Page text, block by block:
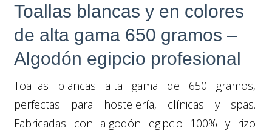
Toallas blancas y en colores
de alta gama 650 gramos –
Algodón egipcio profesional
Toallas blancas alta gama de 650 gramos,
perfectas para hostelería, clínicas y spas.
Fabricadas con algodón egipcio 100% y rizo